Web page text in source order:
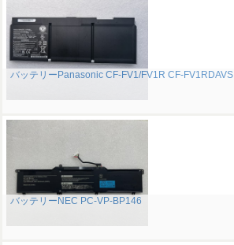
バッテリーPanasonic CF-FV1/FV1R CF-FV1RDAVS
バッテリーNEC PC-VP-BP146